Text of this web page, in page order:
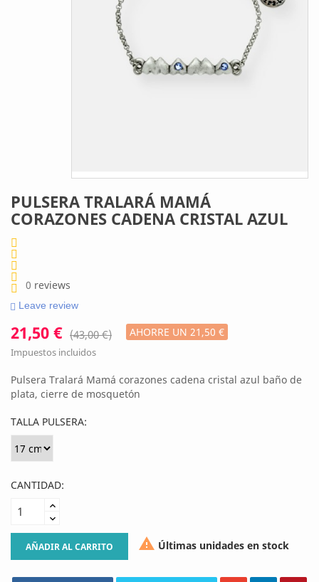
PULSERA TRALARÁ MAMÁ
CORAZONES CADENA CRISTAL AZUL
0 reviews
Leave review
21,50 € (43,00 €) AHORRE UN 21,50 €
Impuestos incluidos
Pulsera Tralará Mamá corazones cadena cristal azul baño de
plata, cierre de mosquetón
TALLA PULSERA:
CANTIDAD:
AÑADIR AL CARRITO  Últimas unidades en stock